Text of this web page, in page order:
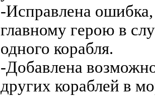
-Исправлена
главному герою в
одного корабля.
-Добавлена
других кораблей в